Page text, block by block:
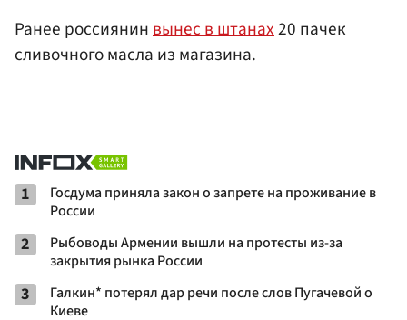
Ранее россиянинвынес в штанах20 пачек
сливочного масла из магазина.
1
Госдума приняла закон о запрете на проживание в
России
2
Рыбоводы Армении вышли на протесты из-за
закрытия рынка России
3
Галкин* потерял дар речи после слов Пугачевой о
Киеве